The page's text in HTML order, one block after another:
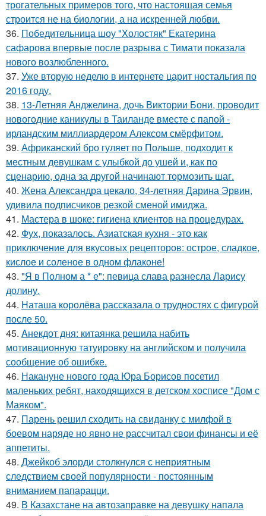
трогательных примеров того, что настоящая семья
строится не на биологии, а на искренней любви.
36. Победительница шоу "Холостяк" Екатерина
сафарова впервые после разрыва с Тимати показала
нового возлюбленного.
37. Уже вторую неделю в интернете царит ностальгия по
2016 году.
38. 13-Летняя Анджелина, дочь Виктории Бони, проводит
новогодние каникулы в Таиланде вместе с папой -
ирландским миллиардером Алексом смёрфитом.
39. Африканский бро гуляет по Польше, подходит к
местным девушкам с улыбкой до ушей и, как по
сценарию, одна за другой начинают тормозить шаг.
40. Жена Александра цекало, 34-летняя Дарина Эрвин,
удивила подписчиков резкой сменой имиджа.
41. Мастера в шоке: гигиена клиентов на процедурах.
42. Фух, показалось. Азиатская кухня - это как
приключение для вкусовых рецепторов: острое, сладкое,
кислое и соленое в одном флаконе!
43. "Я в Полном а * е": певица слава разнесла Ларису
долину.
44. Наташа королёва рассказала о трудностях с фигурой
после 50.
45. Aнекдот дня: китаянка решила набить
мотивационную татуировку на английском и получила
сообщение об ошибке.
46. Накануне нового года Юра Борисов посетил
маленьких ребят, находящихся в детском хосписе "Дом с
Маяком".
47. Парень решил сходить на свиданку с милфой в
боевом наряде но явно не рассчитал свои финансы и её
аппетиты.
48. Джейкоб элорди столкнулся с неприятным
следствием своей популярности - постоянным
вниманием папарацци.
49. В Казахстане на автозаправке на девушку напала